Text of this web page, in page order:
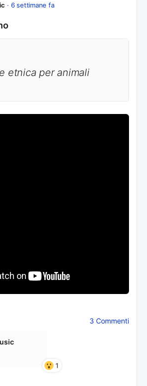
6 settimane fa
etnica per animali
3 Commenti
1